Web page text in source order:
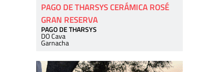
PAGO DE THARSYS CERÁMICA ROSÉ
GRAN RESERVA
PAGO DE THARSYS
DO Cava
Garnacha